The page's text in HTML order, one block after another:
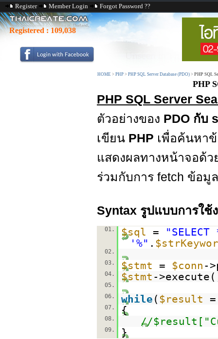
Register Member Login Forgot Password ??
Registered : 109,038
HOME > PHP > PHP SQL Server Database (PDO) > PHP SQL
PHP
PHP SQL Server
ตัวอย่างของ PDO กับ
เขียน PHP เพื่อค้นหา
แสดงผลทางหน้าจอด้ว
ร่วมกับการ fetch ข้อมู
Syntax รูปแบบการใช้
01. $sql =
"SELECT
'%" .
02.
03.
$stmt = $conn -
04. $stmt -
05.
06.
while ( $result
07. {
08. //
09. }